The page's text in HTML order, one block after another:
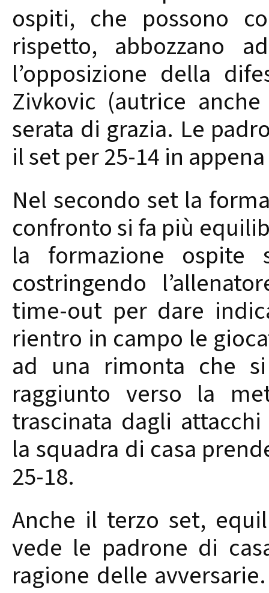
ospiti, che possono
rispetto, abbozzano
l’opposizione della
Zivkovic (autrice
serata di grazia. Le
il set per 25-14 in
Nel secondo set la
confronto si fa più
la formazione ospite
costringendo
time-out per dare
rientro in campo le
ad una rimonta che
raggiunto verso la
trascinata dagli
la squadra di casa
25-18.
Anche il terzo set,
vede le padrone di
ragione delle